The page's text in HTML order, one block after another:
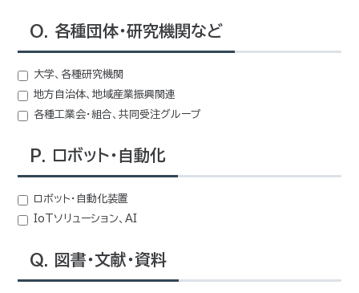
O. 各種団体・研究機関など
大学、各種研究機関
地方自治体、地域産業振興関連
各種工業会・組合、共同受注グループ
P. ロボット・自動化
ロボット・自動化装置
IoTソリューション、AI
Q. 図書・文献・資料